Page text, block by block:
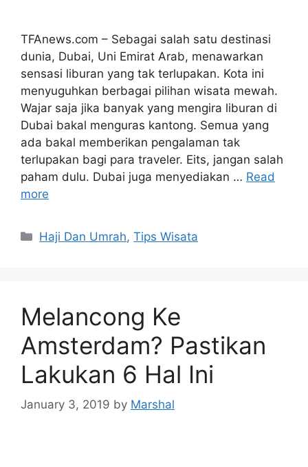
TFAnews.com – Sebagai salah satu destinasi
dunia, Dubai, Uni Emirat Arab, menawarkan
sensasi liburan yang tak terlupakan. Kota ini
menyuguhkan berbagai pilihan wisata mewah.
Wajar saja jika banyak yang mengira liburan di
Dubai bakal menguras kantong. Semua yang
ada bakal memberikan pengalaman tak
terlupakan bagi para traveler. Eits, jangan salah
paham dulu. Dubai juga menyediakan … Read
more
Haji Dan Umrah,Tips Wisata
Melancong Ke
Amsterdam? Pastikan
Lakukan 6 Hal Ini
January 3, 2019 by Marshal